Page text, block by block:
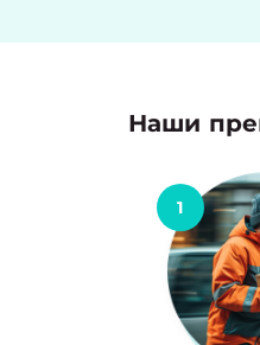
Наши
1